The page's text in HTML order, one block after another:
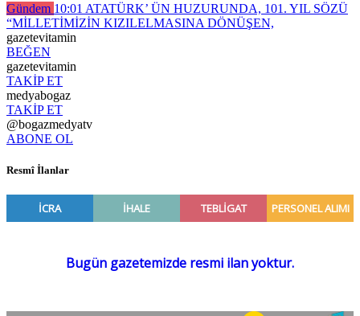
Gündem 10:01 ATATÜRK’ ÜN HUZURUNDA, 101. YIL SÖZÜ
“MİLLETİMİZİN KIZILELMASINA DÖNÜŞEN,
gazetevitamin
BEĞEN
gazetevitamin
TAKİP ET
medyabogaz
TAKİP ET
@bogazmedyatv
ABONE OL
Resmî İlanlar